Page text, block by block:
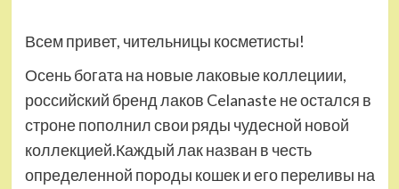
Всем привет, чительницы косметисты!
Осень богата на новые лаковые коллециии,
российский бренд лаков Celanaste не остался в
строне пополнил свои ряды чудесной новой
коллекцией.Каждый лак назван в честь
определенной породы кошек и его переливы на